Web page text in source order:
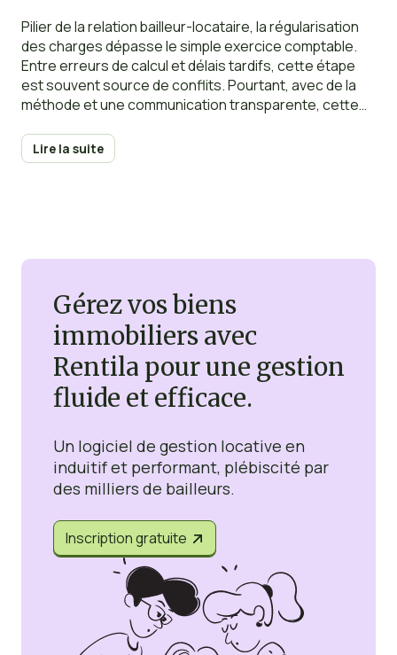
Pilier de la relation bailleur-locataire, la régularisation
des charges dépasse le simple exercice comptable.
Entre erreurs de calcul et délais tardifs, cette étape
est souvent source de conflits. Pourtant, avec de la
méthode et une communication transparente, cette
Lire la suite
Gérez vos biens
immobiliers avec
Rentila pour une gestion
fluide et efficace.
Un logiciel de gestion locative en
induitif et performant, plébiscité par
des milliers de bailleurs.
Inscription gratuite 
